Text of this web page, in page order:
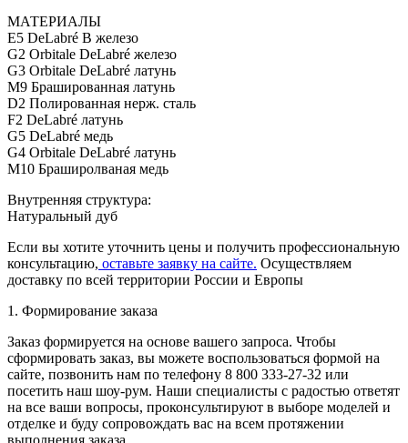
МАТЕРИАЛЫ
E5 DeLabré B железо
G2 Orbitale DeLabré железо
G3 Orbitale DeLabré латунь
M9 Брашированная латунь
D2 Полированная нерж. сталь
F2 DeLabré латунь
G5 DeLabré медь
G4 Orbitale DeLabré латунь
M10 Браширолваная медь
Внутренняя структура:
Натуральный дуб
Если вы хотите уточнить цены и получить профессиональную
консультацию, оставьте заявку на сайте. Осуществляем
доставку по всей территории России и Европы
1. Формирование заказа
Заказ формируется на основе вашего запроса. Чтобы
сформировать заказ, вы можете воспользоваться формой на
сайте, позвонить нам по телефону 8 800 333-27-32 или
посетить наш шоу-рум. Наши специалисты с радостью ответят
на все ваши вопросы, проконсультируют в выборе моделей и
отделке и буду сопровождать вас на всем протяжении